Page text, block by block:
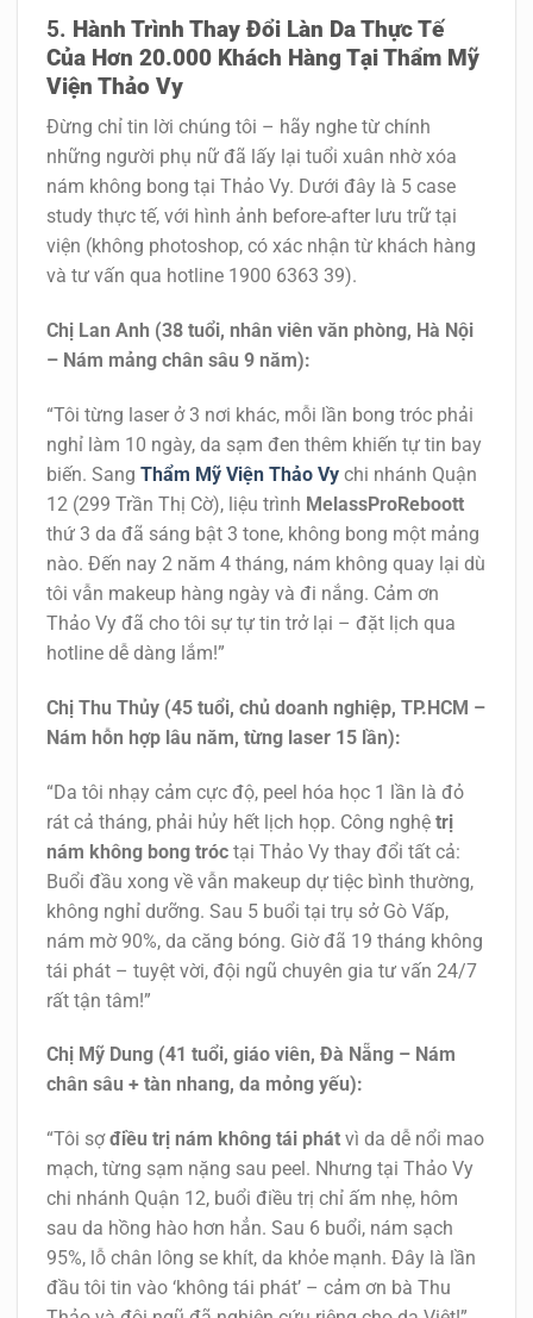
Hành Trình Thay Đổi Làn Da Thực Tế
Của Hơn 20.000 Khách Hàng Tại Thẩm Mỹ
Viện Thảo Vy
Đừng chỉ tin lời chúng tôi – hãy nghe từ chính
những người phụ nữ đã lấy lại tuổi xuân nhờxóa
nám không bong tại Thảo Vy. Dưới đây là 5 case
study thực tế, với hình ảnh before-after lưu trữ tại
viện (không photoshop, có xác nhận từ khách hàng
và tư vấn qua hotline 1900 6363 39).
Chị Lan Anh (38 tuổi, nhân viên văn phòng, Hà Nội
– Nám mảng chân sâu 9 năm):
“Tôi từng laser ở 3 nơi khác, mỗi lần bong tróc phải
nghỉ làm 10 ngày, da sạm đen thêm khiến tự tin bay
biến. Sang Thẩm Mỹ Viện Thảo Vy chi nhánh Quận
12 (299 Trần Thị Cờ), liệu trình MelassProReboott
thứ 3 da đã sáng bật 3 tone, không bong một mảng
nào. Đến nay 2 năm 4 tháng, nám không quay lại dù
tôi vẫn makeup hàng ngày và đi nắng. Cảm ơn
Thảo Vy đã cho tôi sự tự tin trở lại – đặt lịch qua
hotline dễ dàng lắm!”
Chị Thu Thủy (45 tuổi, chủ doanh nghiệp, TP.HCM –
Nám hỗn hợp lâu năm, từng laser 15 lần):
“Da tôi nhạy cảm cực độ, peel hóa học 1 lần là đỏ
rát cả tháng, phải hủy hết lịch họp. Công nghệ trị
nám không bong tróc tại Thảo Vy thay đổi tất cả:
Buổi đầu xong về vẫn makeup dự tiệc bình thường,
không nghỉ dưỡng. Sau 5 buổi tại trụ sở Gò Vấp,
nám mờ 90%, da căng bóng. Giờ đã 19 tháng không
tái phát – tuyệt vời, đội ngũ chuyên gia tư vấn 24/7
rất tận tâm!”
Chị Mỹ Dung (41 tuổi, giáo viên, Đà Nẵng – Nám
chân sâu + tàn nhang, da mỏng yếu):
“Tôi sợđiều trị nám không tái phát vì da dễ nổi mao
mạch, từng sạm nặng sau peel. Nhưng tại Thảo Vy
chi nhánh Quận 12, buổi điều trị chỉ ấm nhẹ, hôm
sau da hồng hào hơn hẳn. Sau 6 buổi, nám sạch
95%, lỗ chân lông se khít, da khỏe mạnh. Đây là lần
đầu tôi tin vào ‘không tái phát’ – cảm ơn bà Thu